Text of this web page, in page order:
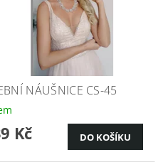
NÁUŠNICE CS-45
Kč